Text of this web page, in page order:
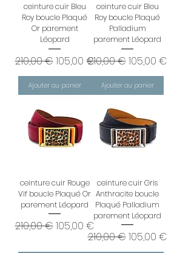
ceinture cuir Bleu
Roy boucle Plaqué
Or parement
Léopard
Prix original
210,00 €Prix promotionnel
105,00 €
Ajouter au panier
ceinture cuir Bleu
Roy boucle Plaqué
Palladium
parement Léopard
Prix original
210,00 €Prix
105,00 €
Ajouter au panier
ceinture cuir Rouge
Vif boucle Plaqué Or
parement Léopard
Prix original
210,00 €Prix promotionnel
105,00 €
ceinture cuir Gris
Anthracite boucle
Plaqué Palladium
parement Léopard
Prix original
210,00 €Prix
105,00 €